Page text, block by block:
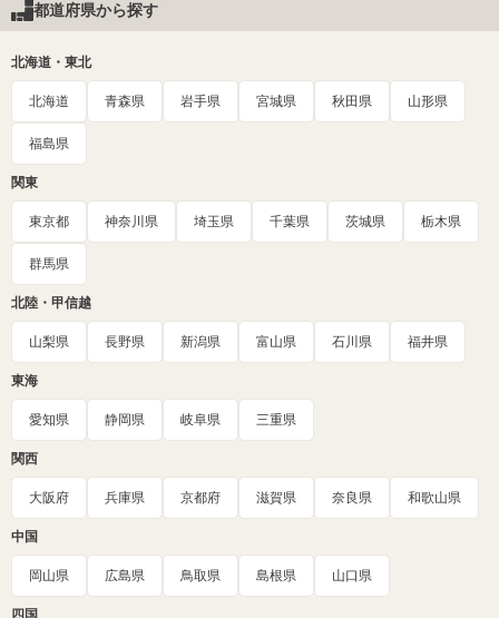
都道府県から探す
北海道・東北
北海道 青森県 岩手県 宮城県 秋田県 山形県
福島県
関東
東京都 神奈川県 埼玉県 千葉県 茨城県 栃木県
群馬県
北陸・甲信越
山梨県 長野県 新潟県 富山県 石川県 福井県
東海
愛知県 静岡県 岐阜県 三重県
関西
大阪府 兵庫県 京都府 滋賀県 奈良県 和歌山県
中国
岡山県 広島県 鳥取県 島根県 山口県
四国